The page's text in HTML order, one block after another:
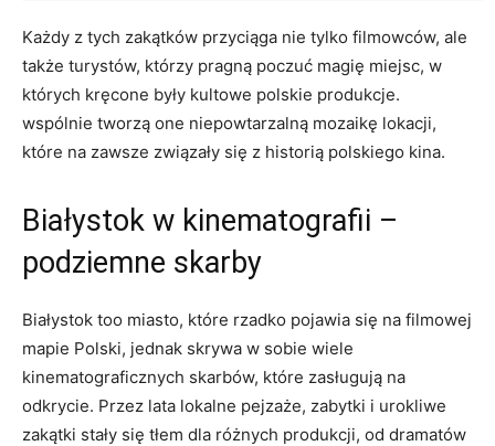
Każdy z tych zakątków przyciąga nie⁤ tylko filmowców, ale
także turystów, ⁤którzy pragną poczuć magię miejsc, w ​
których kręcone były​ kultowe polskie produkcje.
wspólnie tworzą one⁢ niepowtarzalną mozaikę‌ lokacji,
które ⁢na zawsze związały się ​z ​historią polskiego kina.
Białystok w⁢ kinematografii –
podziemne skarby
Białystok⁢ too​ miasto, które rzadko ‌pojawia się​ na filmowej
mapie Polski, jednak skrywa‍ w sobie wiele
kinematograficznych skarbów, które⁢ zasługują na
odkrycie. Przez lata lokalne pejzaże, zabytki i ‌urokliwe
zakątki stały ​się ⁢tłem dla różnych produkcji, od ⁤dramatów